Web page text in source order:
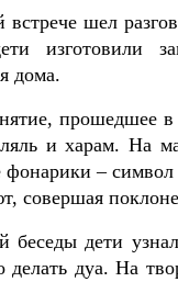
встрече шел
изготовили
дома.
прошедшее
и харам. На
– символ
совершая
беседы дети
делать дуа. На